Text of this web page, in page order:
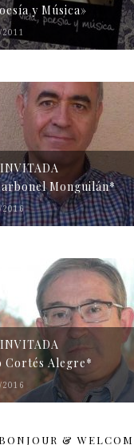
y Música»
Monguilán*
2016
Cortés Alegre*
2016
BONJOUR &